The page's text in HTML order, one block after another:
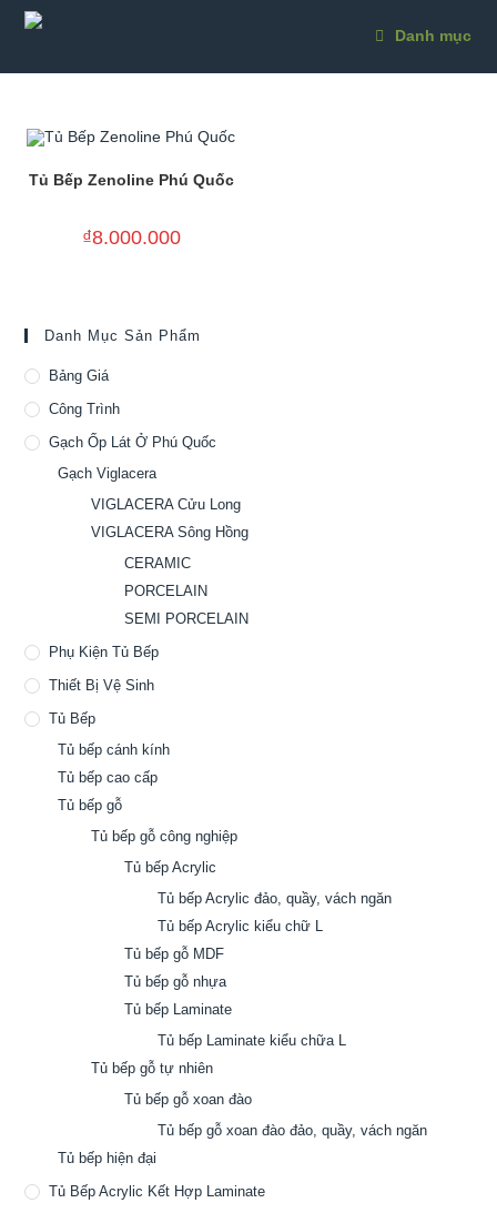
Skip
Danh mục
Tủ Bếp Zenoline Phú Quốc
₫8.000.000
Danh Mục Sản Phẩm
Bảng Giá
Công Trình
Gạch Ốp Lát Ở Phú Quốc
Gạch Viglacera
VIGLACERA Cửu Long
VIGLACERA Sông Hồng
CERAMIC
PORCELAIN
SEMI PORCELAIN
Phụ Kiện Tủ Bếp
Thiết Bị Vệ Sinh
Tủ Bếp
Tủ bếp cánh kính
Tủ bếp cao cấp
Tủ bếp gỗ
Tủ bếp gỗ công nghiệp
Tủ bếp Acrylic
Tủ bếp Acrylic đảo, quầy, vách ngăn
Tủ bếp Acrylic kiểu chữ L
Tủ bếp gỗ MDF
Tủ bếp gỗ nhựa
Tủ bếp Laminate
Tủ bếp Laminate kiểu chữa L
Tủ bếp gỗ tự nhiên
Tủ bếp gỗ xoan đào
Tủ bếp gỗ xoan đào đảo, quầy, vách ngăn
Tủ bếp hiện đại
Tủ Bếp Acrylic Kết Hợp Laminate